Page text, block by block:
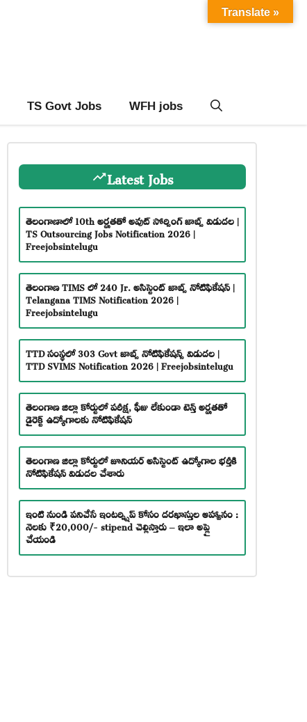
TS Govt Jobs WFH jobs
Latest Jobs
తెలంగాణాలో 10th అర్హతతో అవుట్ సోర్సింగ్ జాబ్స్ విడుదల |
TS Outsourcing Jobs Notification 2026 |
Freejobsintelugu
తెలంగాణ TIMS లో 240 Jr. అసిస్టెంట్ జాబ్స్ నోటిఫికేషన్ |
Telangana TIMS Notification 2026 |
Freejobsintelugu
TTD సంస్థలో 303 Govt జాబ్స్ నోటిఫికేషన్స్ విడుదల |
TTD SVIMS Notification 2026 | Freejobsintelugu
తెలంగాణ జిల్లా కోర్టులో పరీక్ష, ఫీజు లేకుండా టెన్త్ అర్హతతో
డైరెక్ట్ ఉద్యోగాలకు నోటిఫికేషన్
తెలంగాణ జిల్లా కోర్టులో జూనియర్ అసిస్టెంట్ ఉద్యోగాల భర్తీకి
నోటిఫికేషన్ విడుదల చేశారు
ఇంటి నుండి పనిచేసే ఇంటర్న్షిప్ కోసం దరఖాస్తుల ఆహ్వానం :
నెలకు ₹20,000/- stipend చెల్లిస్తారు – ఇలా అప్లై
చేయండి
Translate »